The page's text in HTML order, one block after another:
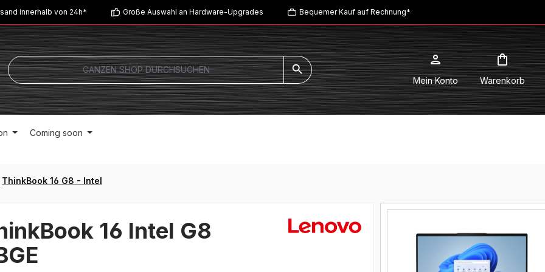
innerhalb von 24h* Große Auswahl an Hardware-Upgrades Bequemer Kauf auf Rechnung*
Mein Konto Warenkorb
Coming soon
ThinkBook 16 G8 - Intel
16 Intel G8